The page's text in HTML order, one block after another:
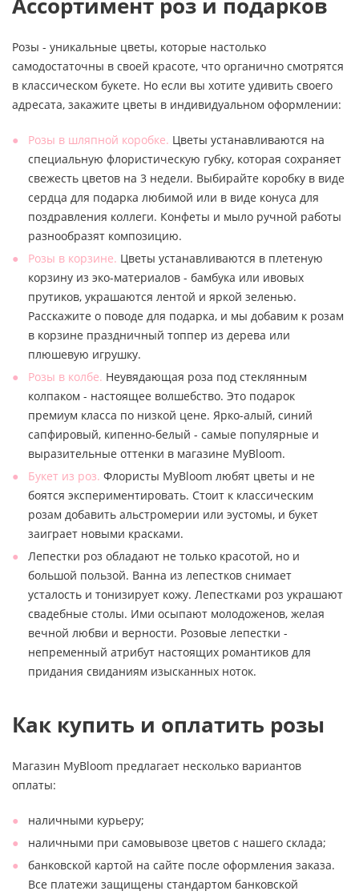
Розы - уникальные цветы, которые настолько
самодостаточны в своей красоте, что органично смотрятся
в классическом букете. Но если вы хотите удивить своего
адресата, закажите цветы в индивидуальном оформлении:
Розы в шляпной коробке. Цветы устанавливаются на
специальную флористическую губку, которая сохраняет
свежесть цветов на 3 недели. Выбирайте коробку в виде
сердца для подарка любимой или в виде конуса для
поздравления коллеги. Конфеты и мыло ручной работы
разнообразят композицию.
Розы в корзине. Цветы устанавливаются в плетеную
корзину из эко-материалов - бамбука или ивовых
прутиков, украшаются лентой и яркой зеленью.
Расскажите о поводе для подарка, и мы добавим к розам
в корзине праздничный топпер из дерева или
плюшевую игрушку.
Розы в колбе. Неувядающая роза под стеклянным
колпаком - настоящее волшебство. Это подарок
премиум класса по низкой цене. Ярко-алый, синий
сапфировый, кипенно-белый - самые популярные и
выразительные оттенки в магазине MyBloom.
Букет из роз. Флористы MyBloom любят цветы и не
боятся экспериментировать. Стоит к классическим
розам добавить альстромерии или эустомы, и букет
заиграет новыми красками.
Лепестки роз обладают не только красотой, но и
большой пользой. Ванна из лепестков снимает
усталость и тонизирует кожу. Лепестками роз украшают
свадебные столы. Ими осыпают молодоженов, желая
вечной любви и верности. Розовые лепестки -
непременный атрибут настоящих романтиков для
придания свиданиям изысканных ноток.
Как купить и оплатить розы
Магазин MyBloom предлагает несколько вариантов
оплаты:
наличными курьеру;
наличными при самовывозе цветов с нашего склада;
банковской картой на сайте после оформления заказа.
Все платежи защищены стандартом банковской